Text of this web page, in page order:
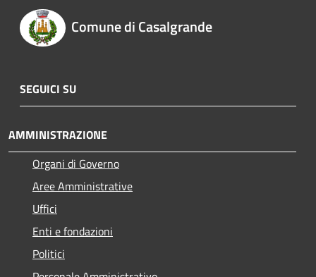
Comune di Casalgrande
SEGUICI SU
AMMINISTRAZIONE
Organi di Governo
Aree Amministrative
Uffici
Enti e fondazioni
Politici